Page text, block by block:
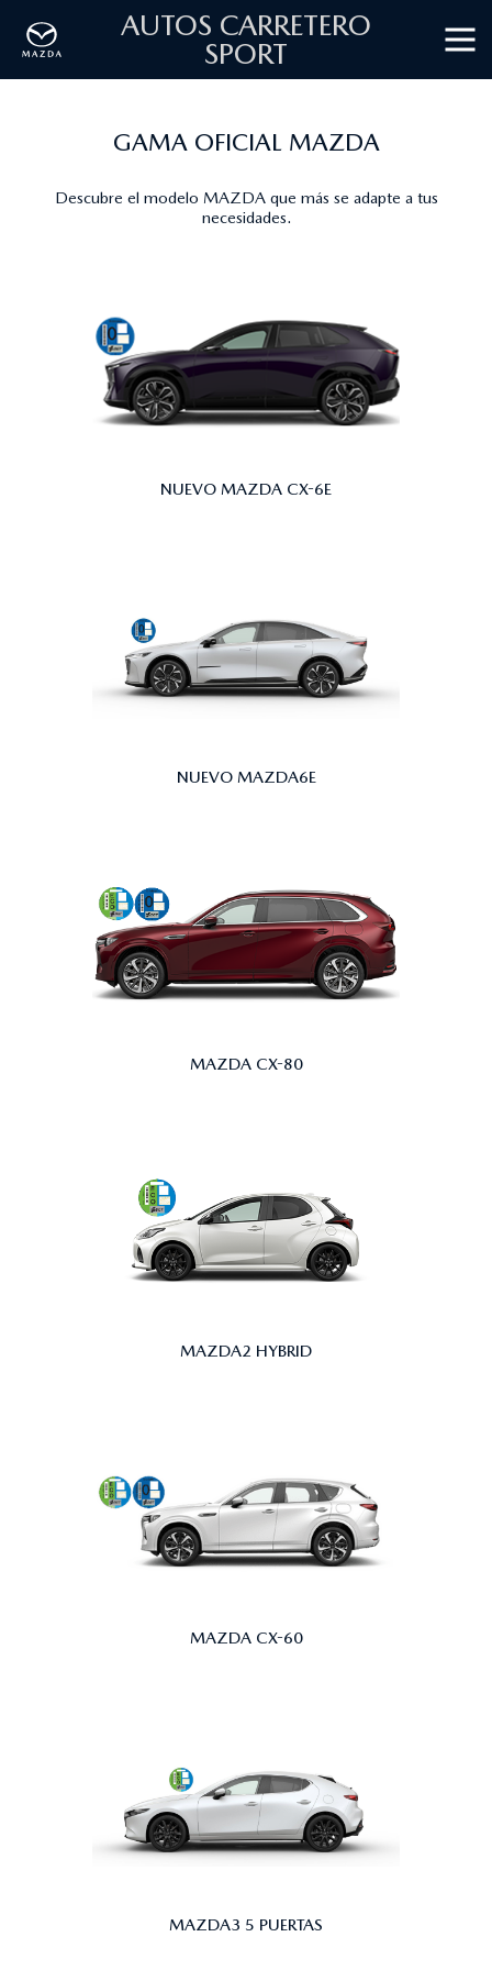
AUTOS CARRETERO
SPORT
GAMA OFICIAL MAZDA
Descubre el modelo MAZDA que más se adapte a tus
necesidades.
NUEVO MAZDA CX-6E
NUEVO MAZDA6E
MAZDA CX-80
MAZDA2 HYBRID
MAZDA CX-60
MAZDA3 5 PUERTAS